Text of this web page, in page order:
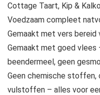
Cottage Taart, Kip &
Voedzaam compleet
Gemaakt met vers bereid
Gemaakt met goed vlees
beendermeel, geen
Geen chemische stoffen,
vulstoffen – alles voor